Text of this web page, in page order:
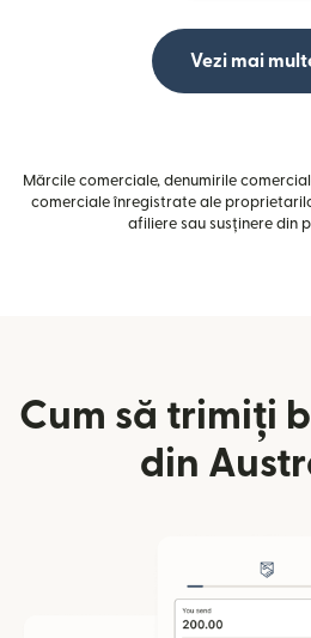
Vezi mai
Mărcile comerciale, denumirile
comerciale înregistrate ale
afiliere sau susținere din
Cum să trimiți
din